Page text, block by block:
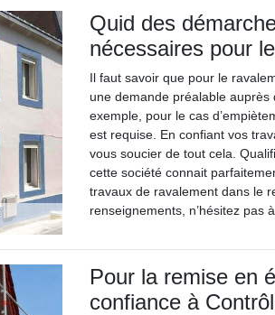
Quid des
nécessaires pour
Il faut savoir que pour le
une demande préalable
exemple, pour le cas
est requise. En confiant vos
vous soucier de tout cela.
cette société connait
travaux de ravalement dans le
renseignements, n’hésitez pas
Pour la remise en
confiance à